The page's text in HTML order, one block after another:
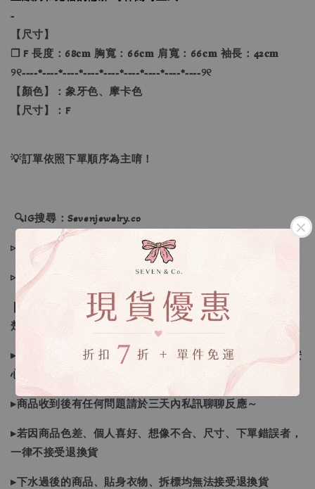
-
【尺寸】
❐ F 長度：68𝐜𝐦 胸寬：66𝐜𝐦 肩寬：66𝐜𝐦 袖長：42𝐜𝐦
୨୧----*----*----*----*----*----*----*----*----୨୧
【顏色】：象牙色、摩卡色
【尺寸】：F
💡訂單依照下單順序為主唷！
🔍IG搜尋：Sevenjewelry.co
▹現貨商品１～３日內寄出
▹預購商品７～２１日（不含假日）寄出，如遇缺貨請見諒！
❙ 本賣場不接受下標後要求取消訂單（下標前請三思與看清
楚）❙
▸商品皆由日本、韓國門市、官網購入，皆為正品，您可以安
心購買唷
▸商品收到後有任何問題請於三天內私訊聊聊反應～
▸若因商品色差、個人喜好、想像不合、尺寸、下單錯誤者，
一律不接受退換貨
▸下水過後的商品、貼身衣物、拆標均無法接受退換貨